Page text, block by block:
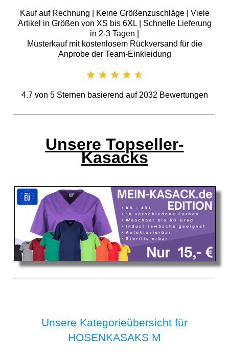
Kauf auf Rechnung | Keine Größenzuschläge | Viele
Artikel in Größen von XS bis 6XL | Schnelle Lieferung
in 2-3 Tagen |
Musterkauf mit kostenlosem Rückversand für die
Anprobe der Team-Einkleidung
4.7von 5Sternen basierend auf 2032 Bewertungen
Unsere Topseller-
Kasacks
Unsere Kategorieübersicht für
HOSENKASAKS M